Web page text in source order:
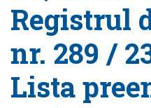
Registrul
nr. 289 /
Lista